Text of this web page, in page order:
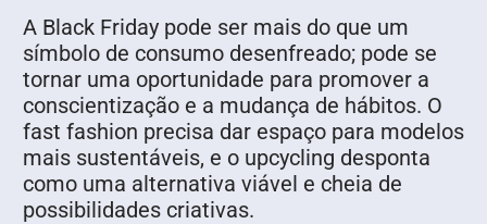
A Black Friday pode ser mais do que um
símbolo de consumo desenfreado; pode se
tornar uma oportunidade para promover a
conscientização e a mudança de hábitos. O
fast fashion precisa dar espaço para modelos
mais sustentáveis, e o upcycling desponta
como uma alternativa viável e cheia de
possibilidades criativas.